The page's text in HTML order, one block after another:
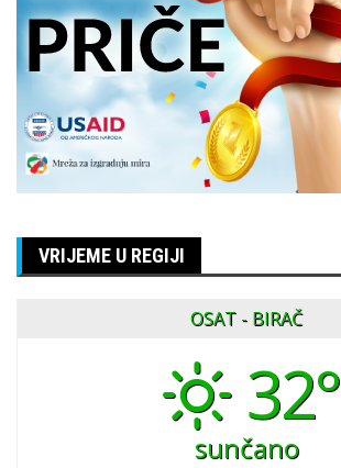
VRIJEME U REGIJI
OSAT - BIRAČ
32°
sunčano